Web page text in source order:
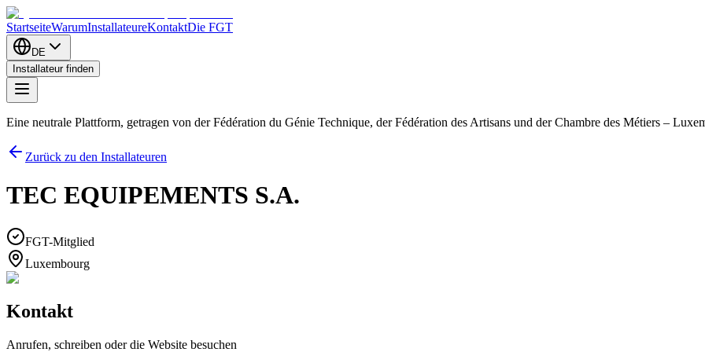
StartseiteWarumInstallateureKontaktDie FGT
DE
Installateur finden
Eine neutrale Plattform, getragen von der Fédération du Génie Technique, der Fédération des Artisans und der Chambre des Métiers –
Zurück zu den Installateuren
TEC EQUIPEMENTS S.A.
FGT-Mitglied
Luxembourg
Kontakt
Anrufen, schreiben oder die Website besuchen